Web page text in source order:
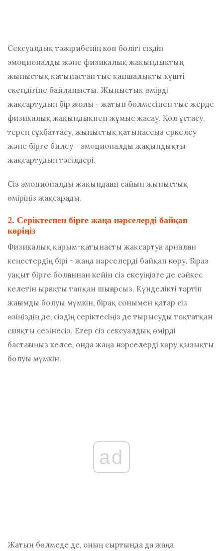
Сексуалдық тәжірибенің көп бөлігі сіздің
эмоционалды және физикалық жақындықтың
жыныстық қатынастан тыс қаншалықты күшті
екендігіне байланысты. Жыныстық өмірді
жақсартудың бір жолы - жатын бөлмесінен тыс жерде
физикалық жақындықпен жұмыс жасау. Қол ұстасу,
терең сұхбаттасу, жыныстық қатынассыз еркелеу
және бірге билеу - эмоционалды жақындықты
жақсартудың тәсілдері.
Сіз эмоционалды жақындаған сайын жыныстық
өміріңіз жақсарады.
2. Серіктеспен бірге жаңа нәрселерді байқап
көріңіз
Физикалық қарым-қатынасты жақсартуға арналған
кеңестердің бірі - жаңа нәрселерді байқап көру. Біраз
уақыт бірге болғаннан кейін сіз екеуіңізге де сәйкес
келетін ырғақты тапқан шығарсыз. Күнделікті тәртіп
жағымды болуы мүмкін, бірақ сонымен қатар сіз
өзіңіздің де, сіздің серіктесіңіз де тырысуды тоқтатқан
сияқты сезінесіз. Егер сіз сексуалдық өмірді
бастағыңыз келсе, онда жаңа нәрселерді көру қызықты
болуы мүмкін.
ad
Жатын бөлмеде де, оның сыртында да жаңа